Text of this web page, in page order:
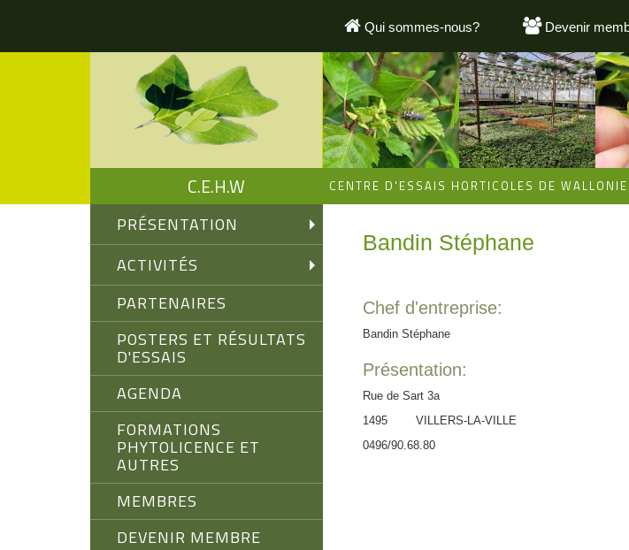
principal
Qui sommes-nous? Devenir
C.E.H.W CENTRE D'ESSAIS HORTICOLES DE WALLONIE
PRÉSENTATION
ACTIVITÉS
PARTENAIRES
POSTERS ET RÉSULTATS
D'ESSAIS
AGENDA
FORMATIONS
PHYTOLICENCE ET
AUTRES
MEMBRES
DEVENIR MEMBRE
Bandin Stéphane
Chef d'entreprise:
Bandin Stéphane
Présentation:
Rue de Sart 3a
1495 VILLERS-LA-VILLE
0496/90.68.80